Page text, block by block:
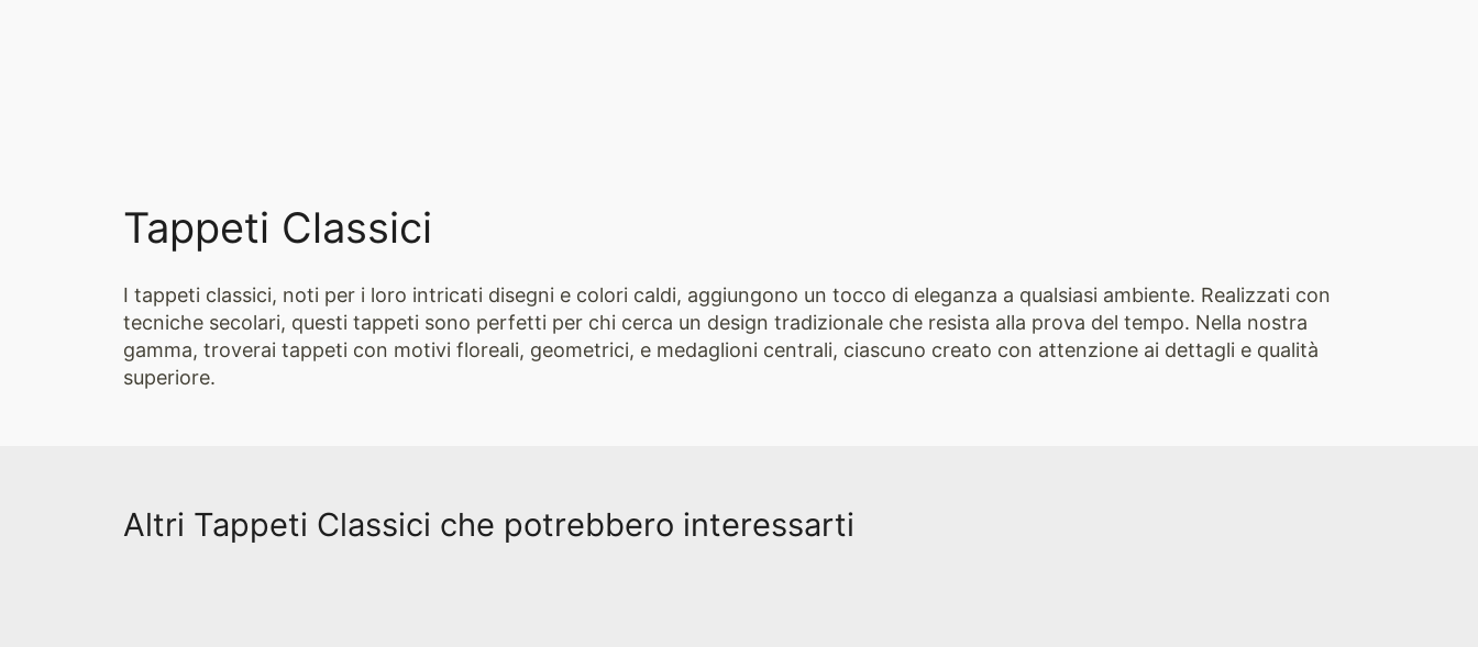
Tappeti Classici
I tappeti classici, noti per i loro intricati disegni e colori caldi, aggiungono un tocco di eleganza a qualsiasi ambiente. Realizzati con
tecniche secolari, questi tappeti sono perfetti per chi cerca un design tradizionale che resista alla prova del tempo. Nella nostra
gamma, troverai tappeti con motivi floreali, geometrici, e medaglioni centrali, ciascuno creato con attenzione ai dettagli e qualità
superiore.
Altri Tappeti Classici che potrebbero interessarti